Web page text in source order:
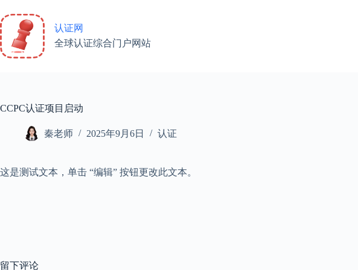
认证网
全球认证综合门户网站
CCPC认证项目启动
秦老师 2025年9月6日 认证
这是测试文本，单击 “编辑” 按钮更改此文本。
留下评论